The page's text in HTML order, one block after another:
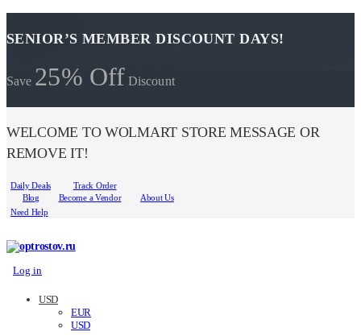
SENIOR’S MEMBER DISCOUNT DAYS!
Save 25% Off Discount
WELCOME TO WOLMART STORE MESSAGE OR
REMOVE IT!
Daily Deals
Track Order
Blog
Become a Vendor
About Us
Need Help
Log in
USD
EUR
USD